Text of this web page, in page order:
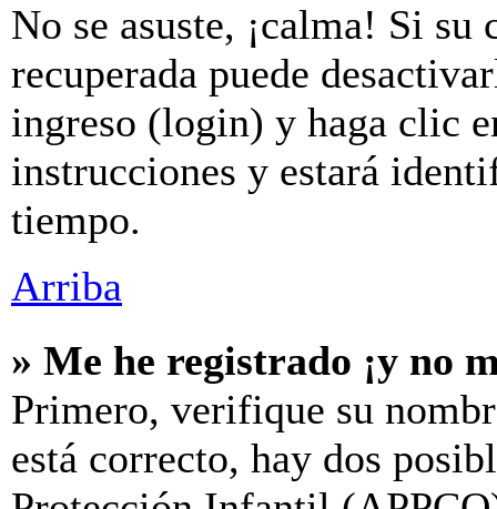
No se asuste, ¡calma! Si su
recuperada puede
ingreso (login) y haga clic
instrucciones y estará
tiempo.
Arriba
» Me he registrado ¡y no
Primero, verifique su
está correcto, hay dos